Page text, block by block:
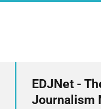
EDJNet -
Journalism